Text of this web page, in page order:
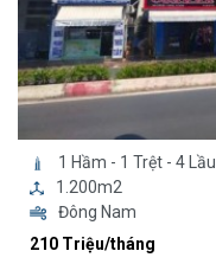
1 Hầm - 1 Trệt - 4
1.200m2
Đông Nam
210 Triệu/tháng